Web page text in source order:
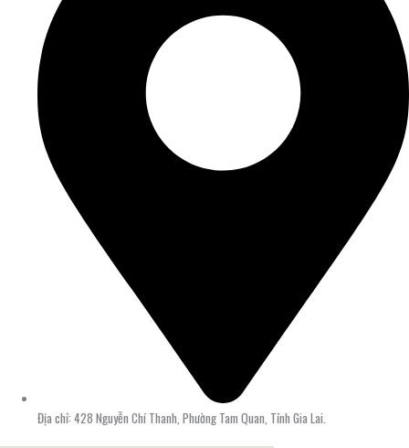
Địa chỉ: 428 Nguyễn Chí Thanh, Phường Tam Quan, Tỉnh Gia Lai.